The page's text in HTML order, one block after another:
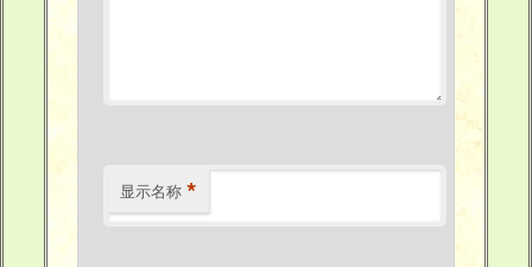
显示名称 *